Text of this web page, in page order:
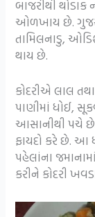
બાજરીથી
ઓળખાય છે.
તામિલનાડુ,
થાય છે.
કોદરીએ લાલ
પાણીમાં ધોઈ,
આસાનીથી પચે છે.
ફાયદો કરે છે. આ
પહેલાંના
કરીને કોદરી